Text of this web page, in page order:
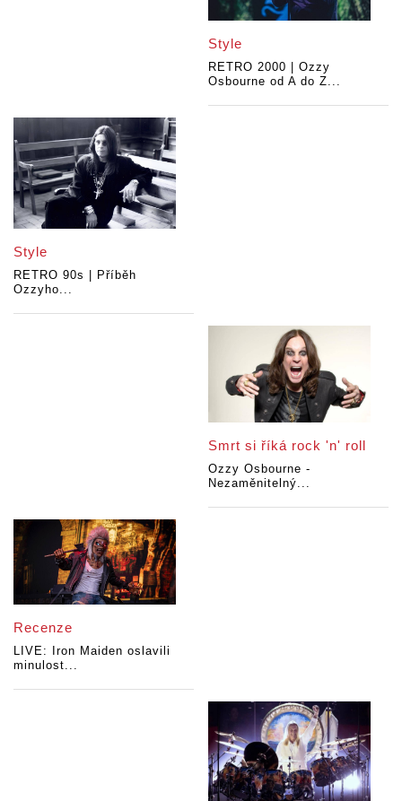
Style
RETRO 2000 | Ozzy
Osbourne od A do Z...
Style
RETRO 90s | Příběh
Ozzyho...
Smrt si říká rock 'n' roll
Ozzy Osbourne -
Nezaměnitelný...
Recenze
LIVE: Iron Maiden oslavili
minulost...